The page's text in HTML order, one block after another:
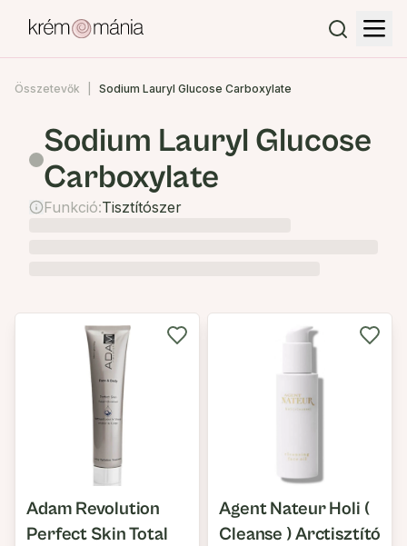
Összetevők Sodium Lauryl Glucose Carboxylate
Sodium Lauryl Glucose
Carboxylate
Funkció:Tisztítószer
Adam Revolution
Perfect Skin Total
Agent Nateur Holi (
Cleanse ) Arctisztító